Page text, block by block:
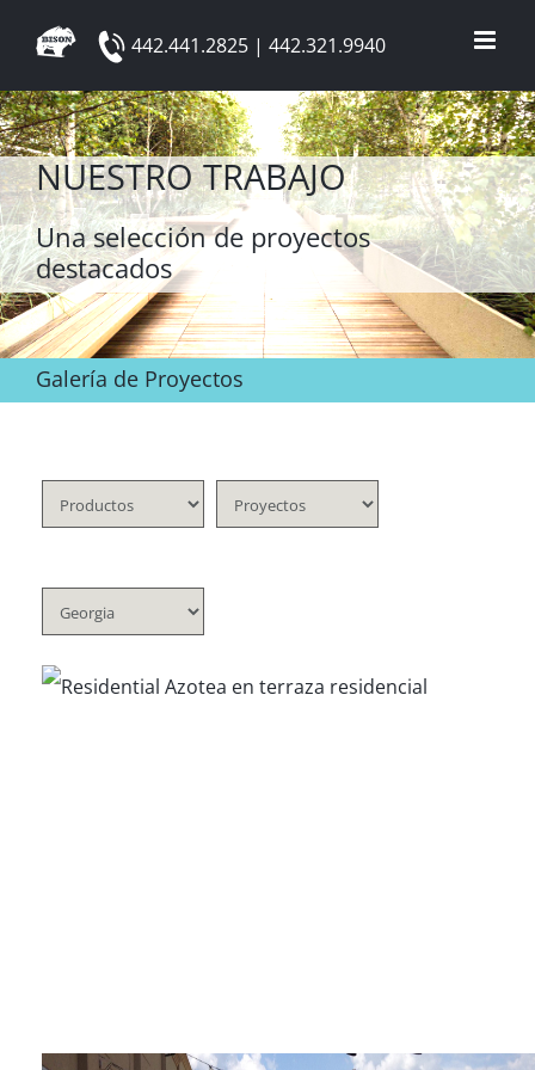
content
442.441.2825 | 442.321.9940
NUESTRO TRABAJO
Una selección de proyectos
destacados
Galería de Proyectos